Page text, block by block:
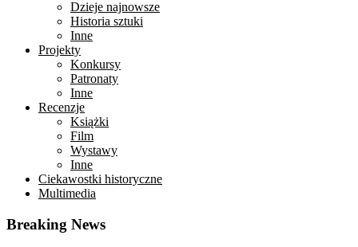
Dzieje najnowsze
Historia sztuki
Inne
Projekty
Konkursy
Patronaty
Inne
Recenzje
Książki
Film
Wystawy
Inne
Ciekawostki historyczne
Multimedia
Breaking News